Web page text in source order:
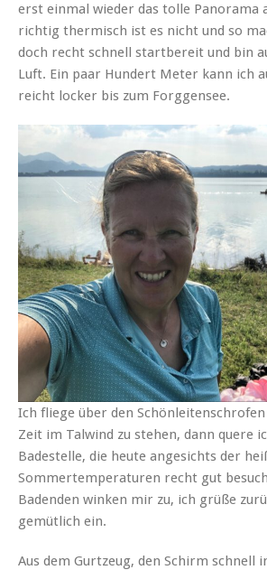
erst einmal wieder das tolle Panorama
richtig thermisch ist es nicht und so
doch recht schnell startbereit und bin
Luft. Ein paar Hundert Meter kann ich
reicht locker bis zum Forggensee.
Ich fliege über den
Zeit im Talwind zu stehen, dann quere
Badestelle, die heute angesichts der
Sommertemperaturen recht gut
Badenden winken mir zu, ich grüße
gemütlich ein.
Aus dem Gurtzeug, den Schirm schnell